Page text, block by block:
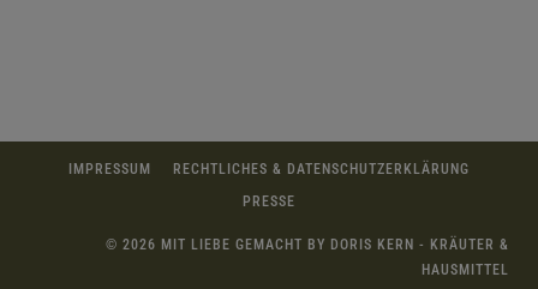
IMPRESSUM
RECHTLICHES & DATENSCHUTZERKLÄRUNG
PRESSE
© 2026 MIT LIEBE GEMACHT BY DORIS KERN - KRÄUTER &
HAUSMITTEL